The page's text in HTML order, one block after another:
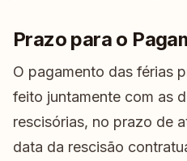
Prazo para o
O pagamento das férias
feito juntamente com as
rescisórias, no prazo de
data da rescisão